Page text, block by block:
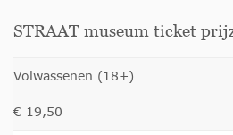
STRAAT museum ticket
Volwassenen (18+)
€ 19,50